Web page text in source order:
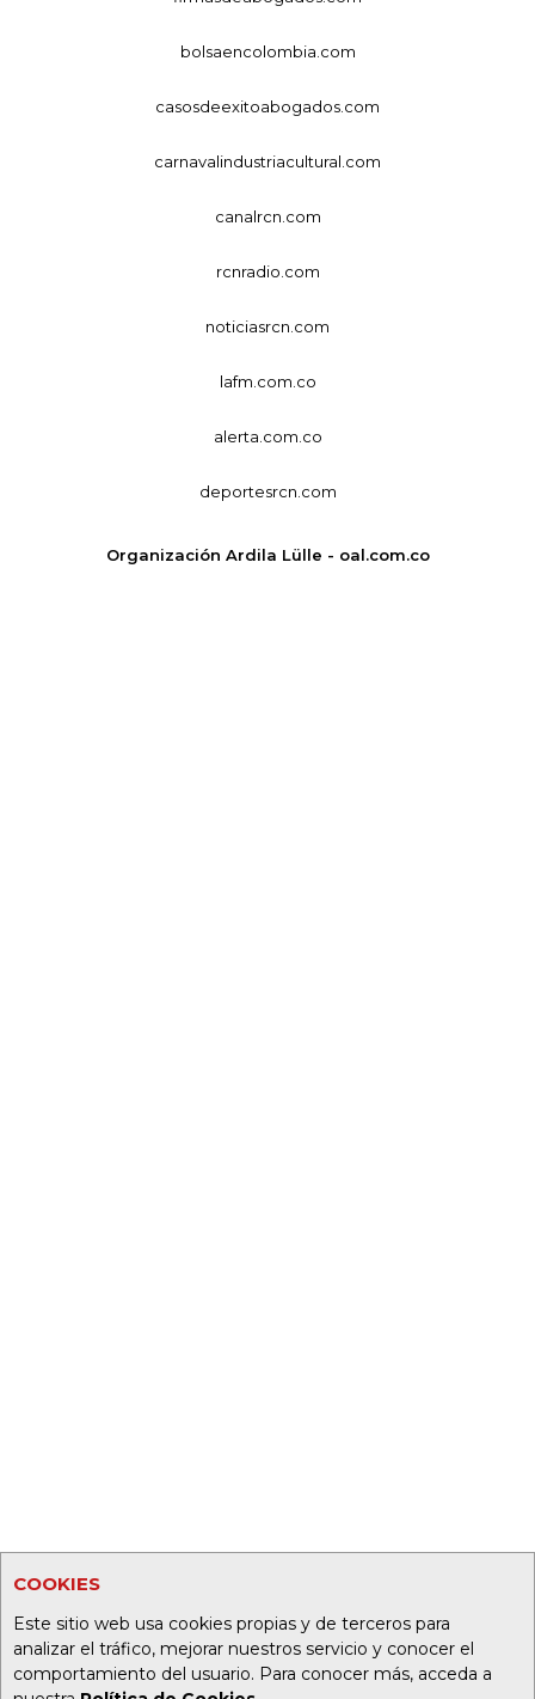
COOKIES
Este sitio web usa cookies propias y de terceros para
analizar el tráfico, mejorar nuestros servicio y conocer el
comportamiento del usuario. Para conocer más, acceda a
bolsaencolombia.com
casosdeexitoabogados.com
carnavalindustriacultural.com
canalrcn.com
rcnradio.com
noticiasrcn.com
lafm.com.co
alerta.com.co
deportesrcn.com
Organización Ardila Lülle - oal.com.co